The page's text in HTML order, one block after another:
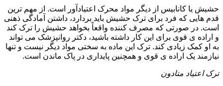
حشیش یا کانابیس از دیگر مواد محرک اعتیادآور است. از مهم ترین
قدم هایی که فرد برای ترک حشیش باید بردارد، داشتن آمادگی ذهنی
است. در صورتی که مصرف کننده واقعاً بخواهد حشیش را ترک کند
و اراده ی قوی برای این کار داشته باشید، دکتر روانپزشک می تواند
به او کمک زیادی کند. ترک این ماده به سختی مواد دیگر نیست و تنها
نیازمند یک اراده ی قوی و همچنین پایداری در پاک ماندن است.
ترک اعتیاد متادون